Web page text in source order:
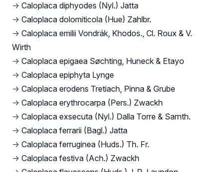
→ Caloplaca diphyodes (Nyl.) Jatta
→ Caloplaca dolomiticola (Hue) Zahlbr.
→ Caloplaca emilii Vondrák, Khodos., Cl. Roux & V.
Wirth
→ Caloplaca epigaea Søchting, Huneck & Etayo
→ Caloplaca epiphyta Lynge
→ Caloplaca erodens Tretiach, Pinna & Grube
→ Caloplaca erythrocarpa (Pers.) Zwackh
→ Caloplaca exsecuta (Nyl.) Dalla Torre & Sarnth.
→ Caloplaca ferrarii (Bagl.) Jatta
→ Caloplaca ferruginea (Huds.) Th. Fr.
→ Caloplaca festiva (Ach.) Zwackh